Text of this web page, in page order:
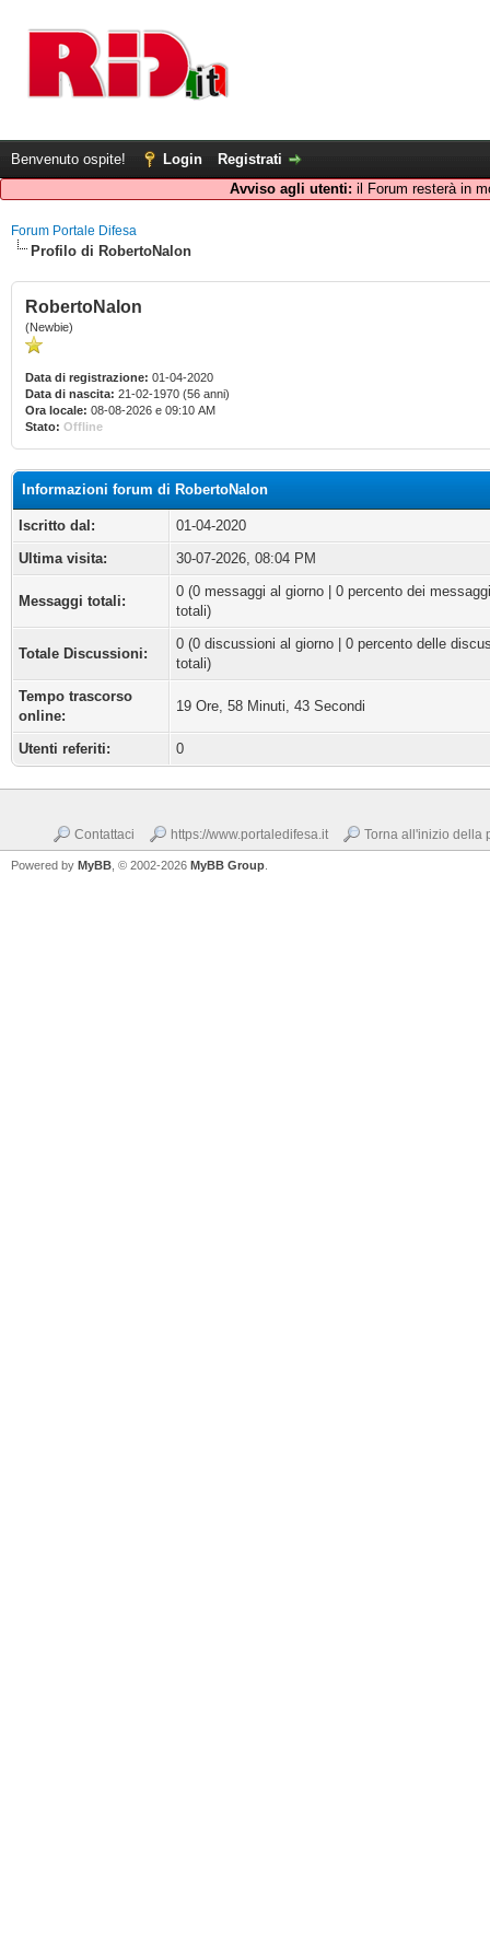
Benvenuto ospite! Login
Registrati
Avviso agli utenti: il Forum resterà in
Forum Portale Difesa
Profilo di RobertoNalon
RobertoNalon
(Newbie)
Data di registrazione: 01-04-2020
Data di nascita: 21-02-1970 (56 anni)
Ora locale: 08-08-2026 e 09:10 AM
Stato: Offline
Informazioni forum di RobertoNalon
Iscritto dal:
01-04-2020
Ultima visita:
30-07-2026, 08:04 PM
Messaggi totali:
0 (0 messaggi al giorno | 0 percento dei messaggi
totali)
Totale Discussioni:
0 (0 discussioni al giorno | 0 percento delle
totali)
Tempo trascorso
online:
19 Ore, 58 Minuti, 43 Secondi
Utenti referiti: 0
Contattaci https://www.portaledifesa.it Torna all'inizio della
Powered by MyBB , © 2002-2026 MyBB Group